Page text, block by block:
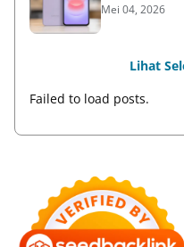
Mei 04, 2026
Lihat
Failed to load posts.